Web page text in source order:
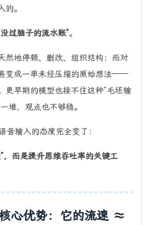
。
过脑子的流水账”。
然地停顿、删改、组织结构；而对
变成一串未经压缩的原始想法——
更早期的模型也接不住这种“毛坯输
堆，观点也不够稳。
音输入的态度完全变了：
，而是提升思维吞吐率的关键工
心优势：它的流速 ≈